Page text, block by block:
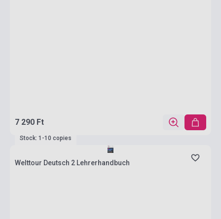
7 290 Ft
Stock: 1-10 copies
Welttour Deutsch 2 Lehrerhandbuch